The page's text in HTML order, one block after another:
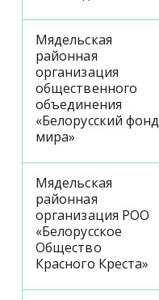
Мядельская
районная
организация
общественного
объединения
«Белорусский фонд
мира»
Мядельская
районная
организация РОО
«Белорусское
Общество
Красного Креста»